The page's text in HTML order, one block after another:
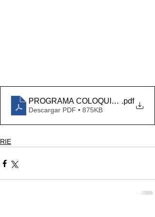
PROGRAMA COLOQUIO RIE 2021
.pdf
Descargar PDF • 875KB
RIE